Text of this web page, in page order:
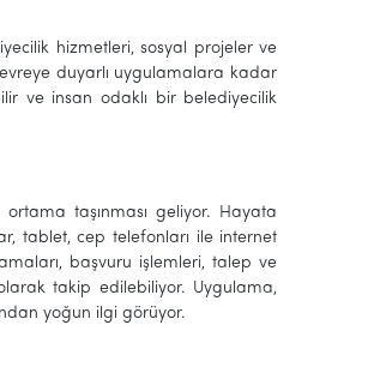
hizmetleri, sosyal projeler ve
duyarlı uygulamalara kadar
ve insan odaklı bir belediyecilik
taşınması geliyor. Hayata
tablet, cep telefonları ile internet
başvuru işlemleri, talep ve
takip edilebiliyor. Uygulama,
yoğun ilgi görüyor.